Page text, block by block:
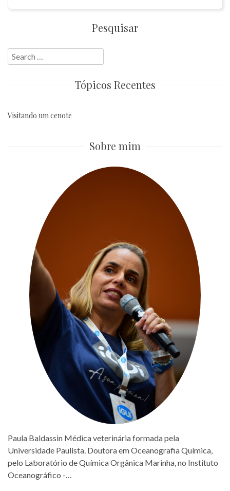
Pesquisar
Search
for:
Tópicos Recentes
Visitando um cenote
Sobre mim
Paula Baldassin Médica veterinária formada pela
Universidade Paulista. Doutora em Oceanografia Química,
pelo Laboratório de Química Orgânica Marinha, no Instituto
Oceanográfico -…